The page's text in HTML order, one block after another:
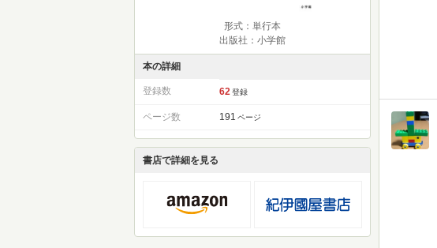
形式：単行本
出版社：小学館
本の詳細
登録数 62 登録
ページ数 191 ページ
書店で詳細を見る